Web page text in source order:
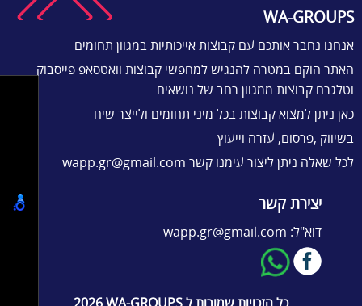
WA-GROUPS
אנחנו נחבר אותכם עם קבוצות אייכותיות במגוון תחומים
האתר הוקם במטרה להנגיש למחפשי קבוצות וואטסאפ פייסבוק
וטלגרם קבוצות ממגוון רחב של נושאים
כאן ניתן למצוא קבוצות בכל מיני תחומים ולייצר שיח
בשיווק ,פרסום, עזרה וייעוץ
לכל שאלה ניתן ליצור עימנו קשר wapp.gr@gmail.com
יצירת קשר
דוא"ל: wapp.gr@gmail.com